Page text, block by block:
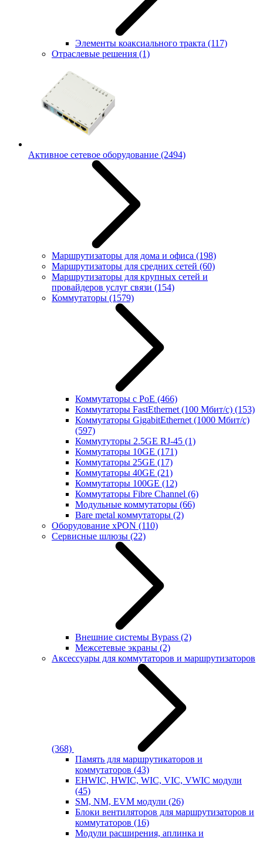
Элементы коаксиального тракта (117)
Отраслевые решения (1)
Активное сетевое оборудование (2494)
Маршрутизаторы для дома и офиса (198)
Маршрутизаторы для средних сетей (60)
Маршрутизаторы для крупных сетей и
провайдеров услуг связи (154)
Коммутаторы (1579)
Коммутаторы с PoE (466)
Коммутаторы FastEthernet (100 Мбит/с) (153)
Коммутаторы GigabitEthernet (1000 Мбит/с)
(597)
Коммутуторы 2.5GE RJ-45 (1)
Коммутаторы 10GE (171)
Коммутаторы 25GE (17)
Коммутаторы 40GE (21)
Коммутаторы 100GE (12)
Коммутаторы Fibre Channel (6)
Модульные коммутаторы (66)
Bare metal коммутаторы (2)
Оборудование xPON (110)
Сервисные шлюзы (22)
Внешние системы Bypass (2)
Межсетевые экраны (2)
Аксессуары для коммутаторов и маршрутизаторов
(368)
Память для маршрутикаторов и
коммутаторов (43)
EHWIC, HWIC, WIC, VIC, VWIC модули
(45)
SM, NM, EVM модули (26)
Блоки вентиляторов для маршрутизаторов и
коммутаторов (16)
Модули расширения, аплинка и